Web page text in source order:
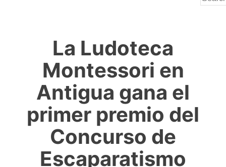
La Ludoteca
Montessori en
Antigua gana el
primer premio del
Concurso de
Escaparatismo